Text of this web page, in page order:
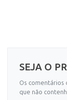
SEJA O
Os comentários
que não